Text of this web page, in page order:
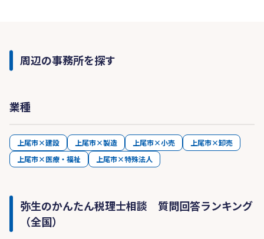
周辺の事務所を探す
業種
上尾市×建設 上尾市×製造 上尾市×小売
上尾市×卸売
上尾市×医療・福祉
上尾市×特殊法人
弥生のかんたん税理士相談 質問回答ランキング
（全国）